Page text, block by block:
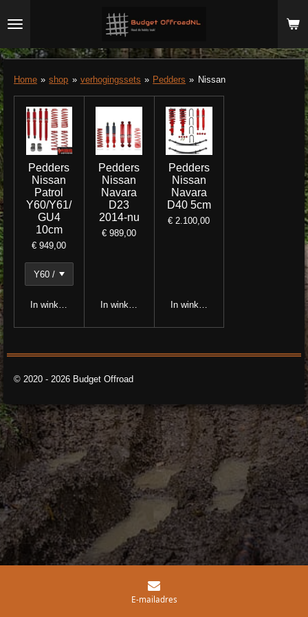
direct
de
Home » shop » verhogingssets » Pedders » Nissan
Pedders
Nissan
Patrol
Y60/Y61/
GU4
10cm
€ 949,00
In winkelwagen
Pedders
Nissan
Navara
D23
2014-nu
€ 989,00
In winkelwagen
Pedders
Nissan
Navara
D40 5cm
€ 2.100,00
In winkelwagen
© 2020 - 2026 Budget Offroad
E-mailadres